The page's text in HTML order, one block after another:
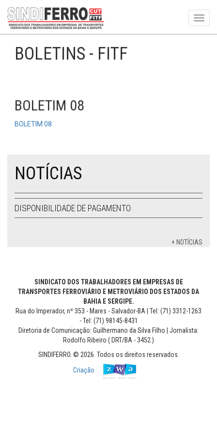
BOLETINS - FITF
BOLETIM 08
BOLETIM 08
NOTÍCIAS
DISPONIBILIDADE DE PAGAMENTO
+ NOTÍCIAS
SINDICATO DOS TRABALHADORES EM EMPRESAS DE
TRANSPORTES FERROVIÁRIO E METROVIÁRIO DOS ESTADOS DA
BAHIA E SERGIPE.
Rua do Imperador, nº 353 - Mares - Salvador-BA | Tel: (71) 3312-1263
- Tel: (71) 98145-8431
Diretoria de Comunicação: Guilhermano da Silva Filho | Jornalista:
Rodolfo Ribeiro ( DRT/BA - 3452 )
SINDIFERRO. © 2026. Todos os direitos reservados.
Criação